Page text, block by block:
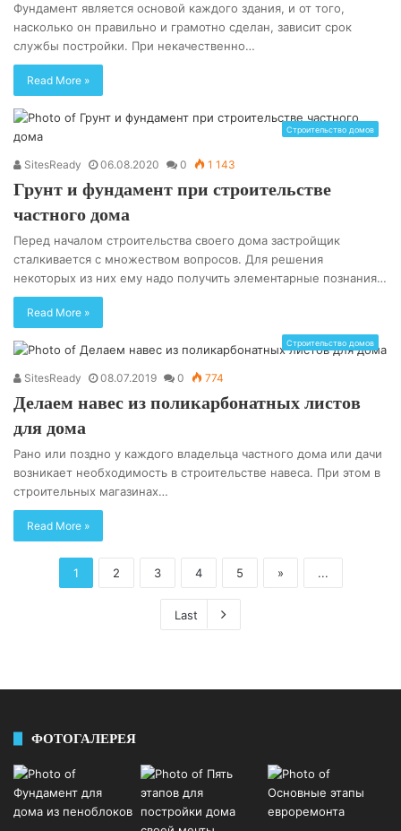
Фундамент является основой каждого здания, и от того,
насколько он правильно и грамотно сделан, зависит срок
службы постройки. При некачественно…
Read More »
Строительство домов
SitesReady 06.08.2020 0 1 143
Грунт и фундамент при строительстве
частного дома
Перед началом строительства своего дома застройщик
сталкивается с множеством вопросов. Для решения
некоторых из них ему надо получить элементарные познания…
Read More »
Строительство домов
SitesReady 08.07.2019 0 774
Делаем навес из поликарбонатных листов
для дома
Рано или поздно у каждого владельца частного дома или дачи
возникает необходимость в строительстве навеса. При этом в
строительных магазинах…
Read More »
1 2 3 4 5 » ...
Last
ФОТОГАЛЕРЕЯ